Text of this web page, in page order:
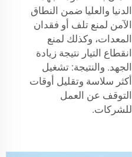
الدنيا والعليا ضمن النطاق
الآمن لمنع تلف أو فقدان
المعدات، وكذلك لمنع
انقطاع التيار نتيجة زيادة
الجهد. والنتيجة: تشغيل
أكثر سلاسة وتقليل أوقات
التوقف عن العمل
للشركات.